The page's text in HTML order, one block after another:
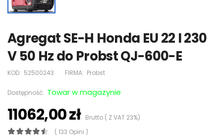
Agregat SE-H Honda EU 22 I 230
V 50 Hz do Probst QJ-600-E
KOD: 52500243 FIRMA: Probst
Dostępność: Towar w magazynie
11062,00 złBrutto ( Z VAT 23%)
( 133 Opini )